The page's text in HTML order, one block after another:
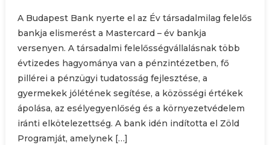
A Budapest Bank nyerte el az Év társadalmilag felelős
bankja elismerést a Mastercard – év bankja
versenyen. A társadalmi felelősségvállalásnak több
évtizedes hagyománya van a pénzintézetben, fő
pillérei a pénzügyi tudatosság fejlesztése, a
gyermekek jólétének segítése, a közösségi értékek
ápolása, az esélyegyenlőség és a környezetvédelem
iránti elkötelezettség. A bank idén indította el Zöld
Programját, amelynek […]